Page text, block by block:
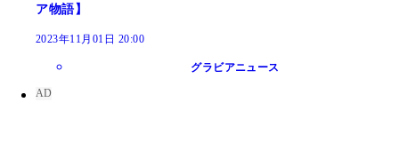
ア物語】
2023年11月01日 20:00
グラビアニュース